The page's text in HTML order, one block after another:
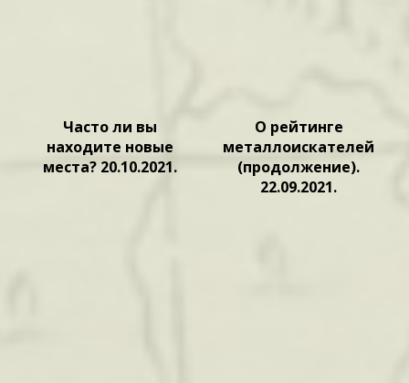
Часто ли вы
находите новые
места? 20.10.2021.
О рейтинге
металлоискателей
(продолжение).
22.09.2021.